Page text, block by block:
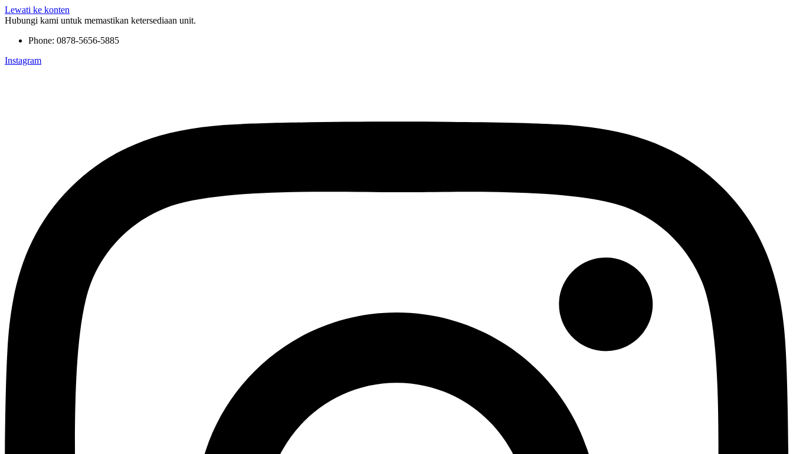
Lewati ke konten
Hubungi kami untuk memastikan ketersediaan unit.
Phone: 0878-5656-5885
Instagram